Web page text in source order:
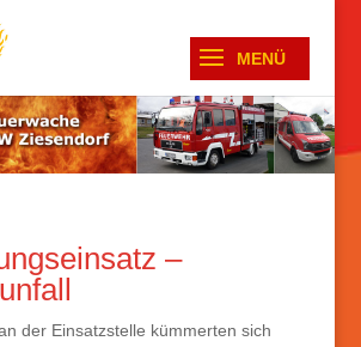
–
der Einsatzstelle kümmerten sich